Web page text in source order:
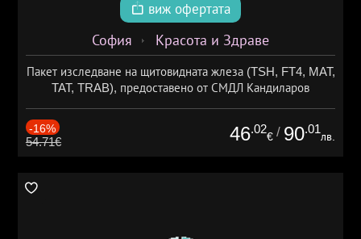
виж офертата
София Красота и Здраве
Пакет изследване на щитовидната жлеза (TSH, FT4, MAT,
TAT, TRAB), предоставено от СМДЛ Кандиларов
-16%
54.71€ 46.02
€ / 90.01
лв.